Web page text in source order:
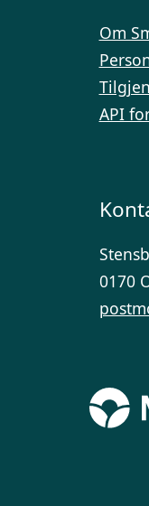
Om
API
0170